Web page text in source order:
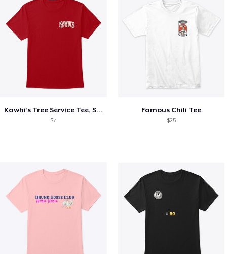
Kawhi’s Tree Service Tee, Shirts, Mug
$7
Famous Chili Tee
$25